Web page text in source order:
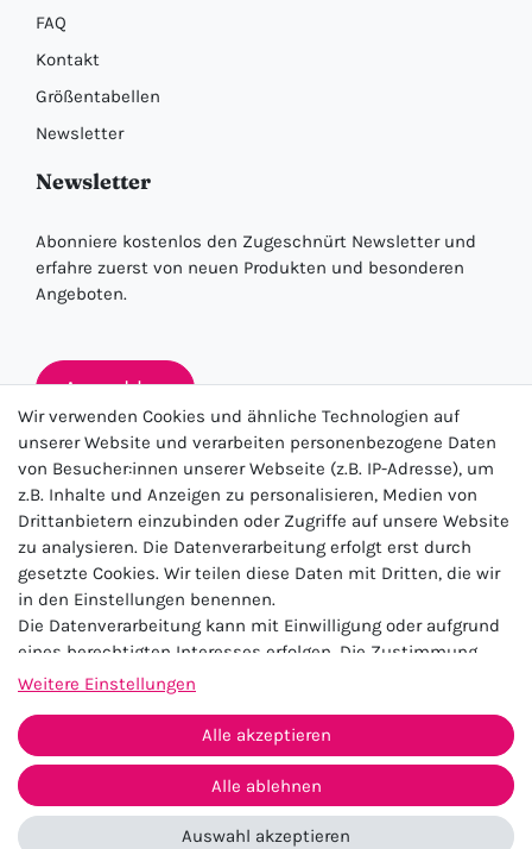
FAQ
Kontakt
Größentabellen
Newsletter
Newsletter
Abonniere kostenlos den Zugeschnürt Newsletter und
erfahre zuerst von neuen Produkten und besonderen
Angeboten.
Anmelden
★★★★★
4.5 / 5.0 (23.143)
Impressum Daten­schutz­erklärung
AGB
Widerrufs­recht
Kontakt
Vertrag widerrufen
Wir verwenden Cookies und ähnliche Technologien auf
unserer Website und verarbeiten personenbezogene Daten
von Besucher:innen unserer Webseite (z.B. IP-Adresse), um
z.B. Inhalte und Anzeigen zu personalisieren, Medien von
Drittanbietern einzubinden oder Zugriffe auf unsere Website
zu analysieren. Die Datenverarbeitung erfolgt erst durch
gesetzte Cookies. Wir teilen diese Daten mit Dritten, die wir
in den Einstellungen benennen.
Die Datenverarbeitung kann mit Einwilligung oder aufgrund
eines berechtigten Interesses erfolgen. Die Zustimmung
kann erteilt oder abgelehnt werden. Es besteht das Recht,
Zeitpunkt zu ändern oder zu widerrufen. Beachten Sie unser
Impressumund weitere Hinweise zur Verwendung
personenbezogener Daten in unserer
Weitere Einstellungen
Alle akzeptieren
Alle ablehnen
Auswahl akzeptieren